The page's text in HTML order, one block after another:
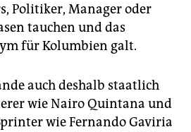
Politiker, Manager oder
tauchen und das
für Kolumbien galt.
auch deshalb staatlich
wie Nairo Quintana und
wie Fernando Gaviria